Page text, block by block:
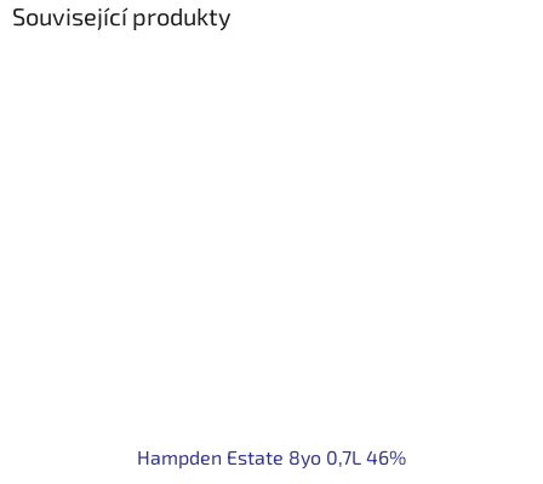
Související produkty
Hampden Estate 8yo 0,7L 46%